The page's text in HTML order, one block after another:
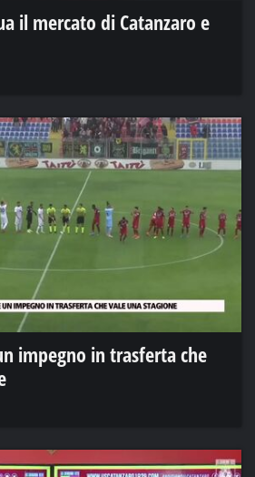
il mercato di Catanzaro e
impegno in trasferta che